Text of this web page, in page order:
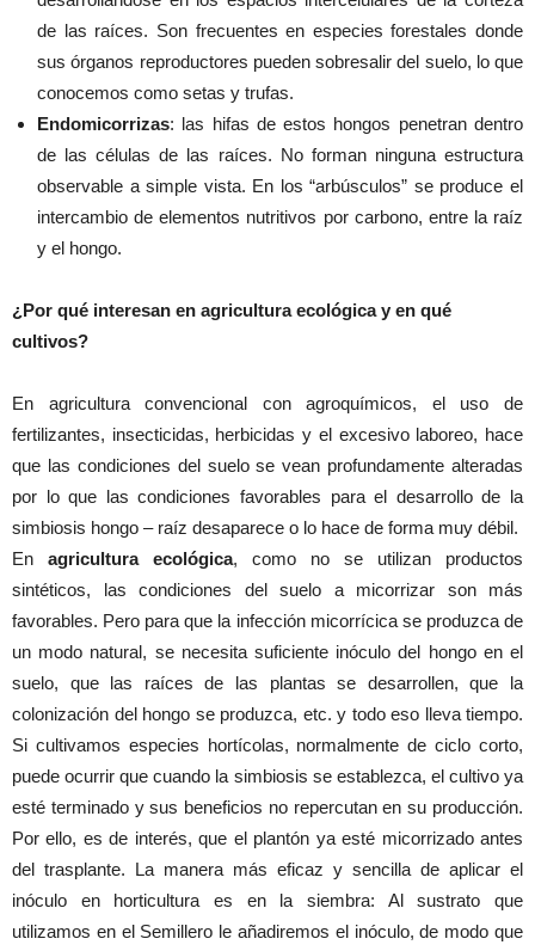
de las raíces. Son frecuentes en especies forestales donde
sus órganos reproductores pueden sobresalir del suelo, lo que
conocemos como setas y trufas.
Endomicorrizas: las hifas de estos hongos penetran dentro
de las células de las raíces. No forman ninguna estructura
observable a simple vista. En los “arbúsculos” se produce el
intercambio de elementos nutritivos por carbono, entre la raíz
y el hongo.
¿Por qué interesan en agricultura ecológica y en qué
cultivos?
En agricultura convencional con agroquímicos, el uso de
fertilizantes, insecticidas, herbicidas y el excesivo laboreo, hace
que las condiciones del suelo se vean profundamente alteradas
por lo que las condiciones favorables para el desarrollo de la
simbiosis hongo – raíz desaparece o lo hace de forma muy débil.
En agricultura ecológica, como no se utilizan productos
sintéticos, las condiciones del suelo a micorrizar son más
favorables. Pero para que la infección micorrícica se produzca de
un modo natural, se necesita suficiente inóculo del hongo en el
suelo, que las raíces de las plantas se desarrollen, que la
colonización del hongo se produzca, etc. y todo eso lleva tiempo.
Si cultivamos especies hortícolas, normalmente de ciclo corto,
puede ocurrir que cuando la simbiosis se establezca, el cultivo ya
esté terminado y sus beneficios no repercutan en su producción.
Por ello, es de interés, que el plantón ya esté micorrizado antes
del trasplante. La manera más eficaz y sencilla de aplicar el
inóculo en horticultura es en la siembra: Al sustrato que
utilizamos en el Semillero le añadiremos el inóculo, de modo que